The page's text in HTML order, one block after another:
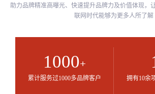
助力品牌精准高曝光、快速提升品牌力及价值体现，
联网时代能够为更多人所了解
1000+
累计服务过1000多品牌客户 拥有10余